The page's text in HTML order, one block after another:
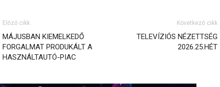
Előző cikk
MÁJUSBAN KIEMELKEDŐ
FORGALMAT PRODUKÁLT A
HASZNÁLTAUTÓ-PIAC
Következő cikk
TELEVÍZIÓS NÉZETTSÉG
2026.25.HÉT